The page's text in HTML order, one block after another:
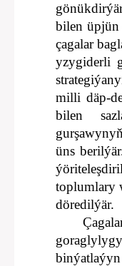
bilen üpjün
çagalar
yzygiderli
milli däp-
bilen
üns
toplumlary
döredilýär.